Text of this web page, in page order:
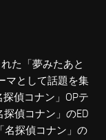
た「夢みたあと
マとして話題を集
偵コナン」OPテ
偵コナン」のED
名探偵コナン」の